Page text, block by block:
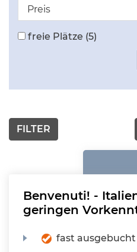
Preis
freie Plätze (5)
FILTER
Benvenuti! -
geringen
fast ausgebucht